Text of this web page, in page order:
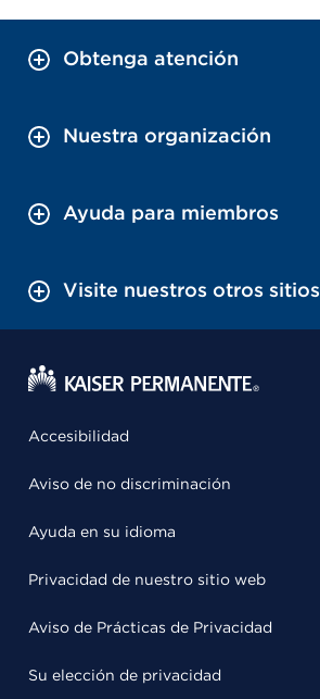
Obtenga atención
Nuestra organización
Ayuda para miembros
Visite nuestros otros sitios
Accesibilidad
Aviso de no discriminación
Ayuda en su idioma
Privacidad de nuestro sitio web
Aviso de Prácticas de Privacidad
Su elección de privacidad